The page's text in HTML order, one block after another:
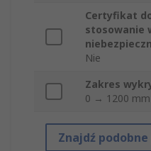
Certyfikat
stosowanie
Nie
Zakres
0 → 1200 mm
Znajdź